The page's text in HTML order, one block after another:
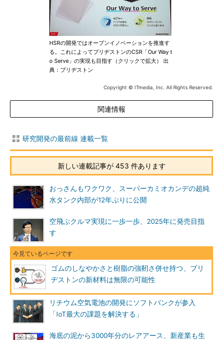
HSRの開発ではオープンイノベーションを推進す
る。これによってブリヂストンのCSR「Our Way t
o Serve」の実現も目指す（クリックで拡大） 出
典：ブリヂストン
Copyright © ITmedia, Inc. All Rights Reserved.
関連情報
研究開発の最前線 連載一覧
新しい連載記事が 453 件あります
おっさんもワクワク、スーパーカミオカンデの超純
水タンク内部が12年ぶりに公開
空飛ぶクルマ実現に一歩一歩、2025年に発売目指
す
ゴムのしなやかさと樹脂の強靭さ併せ持つ、ブリ
ヂストンの新材料は無限の可能性
リチウム空気電池の開発にソフトバンクが参入
「IoT最大の課題を解決する」
海底の泥から3000年分のレアアース、新産業も生